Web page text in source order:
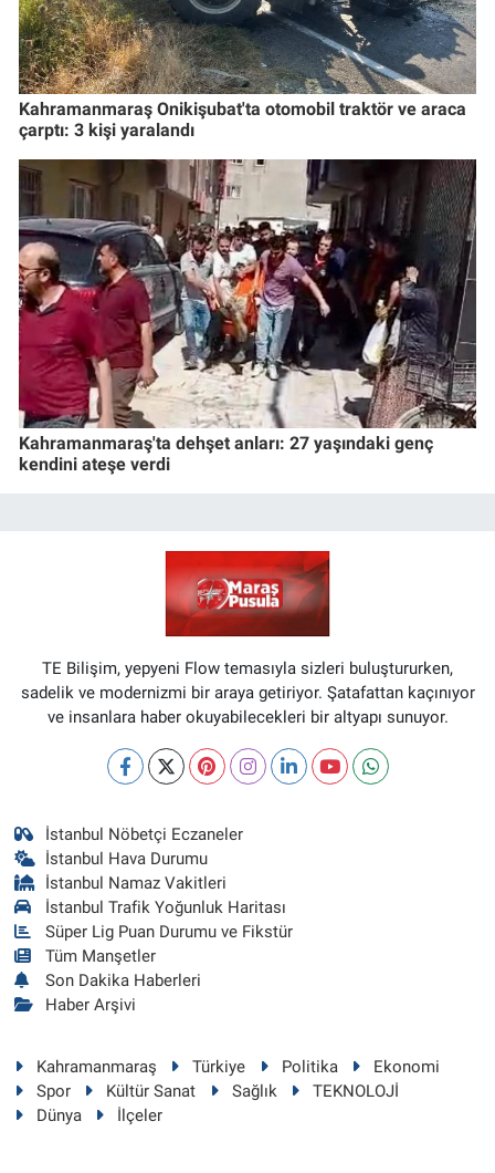
Kahramanmaraş Onikişubat'ta otomobil traktör ve araca
çarptı: 3 kişi yaralandı
Kahramanmaraş'ta dehşet anları: 27 yaşındaki genç
kendini ateşe verdi
TE Bilişim, yepyeni Flow temasıyla sizleri buluştururken,
sadelik ve modernizmi bir araya getiriyor. Şatafattan kaçınıyor
ve insanlara haber okuyabilecekleri bir altyapı sunuyor.
İstanbul Nöbetçi Eczaneler
İstanbul Hava Durumu
İstanbul Namaz Vakitleri
İstanbul Trafik Yoğunluk Haritası
Süper Lig Puan Durumu ve Fikstür
Tüm Manşetler
Son Dakika Haberleri
Haber Arşivi
Kahramanmaraş Türkiye Politika
Ekonomi
Spor
Kültür Sanat Sağlık
TEKNOLOJİ
Dünya
İlçeler